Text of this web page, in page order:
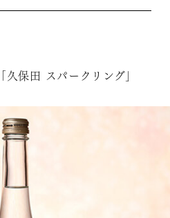
久保田 スパークリング」